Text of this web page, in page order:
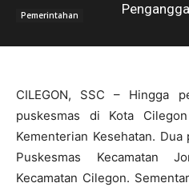
Pemerintahan
CILEGON, SSC – Hingga
puskesmas di Kota
Kementerian Kesehatan.
Puskesmas Kecamatan
Kecamatan Cilegon.